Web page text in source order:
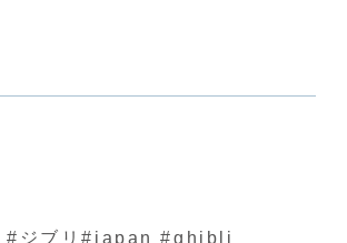
#ジブリ#japan #ghibli